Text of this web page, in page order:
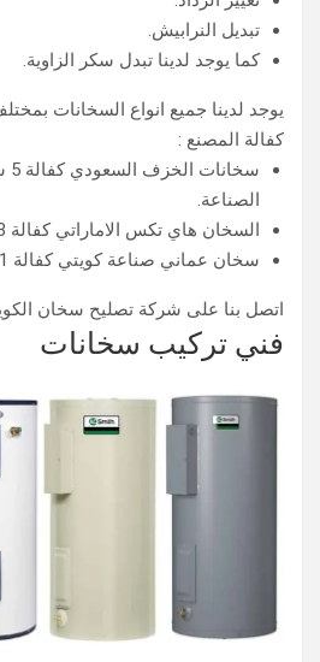
تبديل النرابيش.
كما يوجد لدينا تبدل سكر الزاوية.
يوجد لدينا جميع انواع السخانات
كفالة المصنع :
الصناعة.
السخان هاي تكس الاماراتي كفالة 3 سنوات.
سخان عماني صناعة كويتي كفالة 1 سنة.
اتصل بنا على شركة تصليح سخان
فني تركيب سخانات